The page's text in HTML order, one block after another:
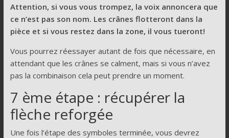
Attention, si vous vous trompez, la voix annoncera que
ce n’est pas son nom. Les crânes flotteront dans la
pièce et si vous restez dans la zone, il vous tueront!
Vous pourrez réessayer autant de fois que nécessaire, en
attendant que les crânes se calment, mais si vous n’avez
pas la combinaison cela peut prendre un moment.
7 ème étape : récupérer la
flèche reforgée
Une fois l’étape des symboles terminée, vous devrez